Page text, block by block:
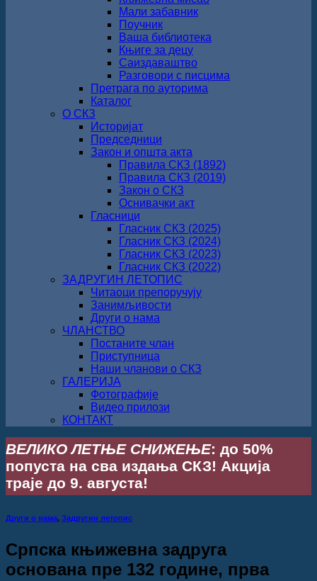
Мали забавник
Поучник
Ваша библиотека
Књиге за децу
Саиздаваштво
Разговори с писцима
Претрага по ауторима
Каталог
О СКЗ
Историјат
Председници
Закон и општа акта
Правила СКЗ (1892)
Правила СКЗ (2019)
Закон о СКЗ
Оснивачки акт
Гласници
Гласник СКЗ (2025)
Гласник СКЗ (2024)
Гласник СКЗ (2023)
Гласник СКЗ (2022)
ЗАДРУГИН ЛЕТОПИС
Читаоци препоручују
Занимљивости
Други о нама
ЧЛАНСТВО
Постаните члан
Приступница
Наши чланови о СКЗ
ГАЛЕРИЈА
Фотографије
Видео прилози
КОНТАКТ
ВЕЛИКО ЛЕТЊЕ СНИЖЕЊЕ: до 50%
попуста на сва издања СКЗ! Акција
траје до 9. августа!
Други о нама, Задругин летопис
Српска књижевна задруга
основана пре 132 године, прва